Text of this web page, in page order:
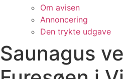
Om avisen
Annoncering
Den trykte udgave
Saunagus